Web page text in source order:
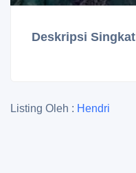
Deskripsi Singkat
Listing Oleh : Hendri